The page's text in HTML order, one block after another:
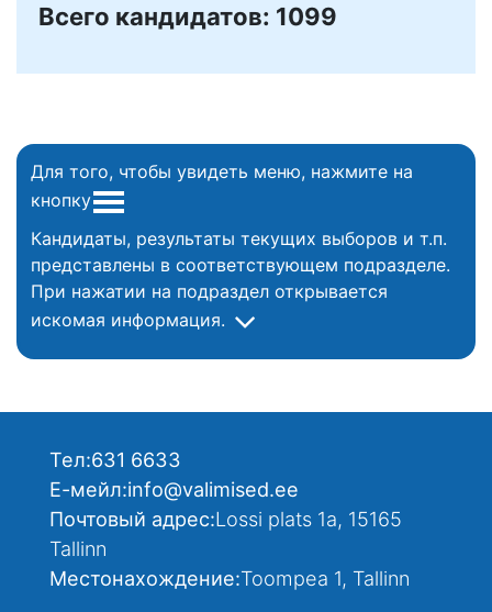
Всего кандидатов: 1099
Для того, чтобы увидеть меню, нажмите на
кнопку
Кандидаты, результаты текущих выборов и т.п.
представлены в соответствующем подразделе.
При нажатии на подраздел открывается
искомая информация.
Тел:631 6633
Е-мейл:info@valimised.ee
Почтовый адрес:Lossi plats 1a, 15165
Tallinn
Местонахождение:Toompea 1, Tallinn